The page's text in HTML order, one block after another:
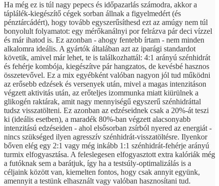
Ha még ez is túl nagy pepecs és időpazarlás számodra, akkor a
táplálék-kiegészítő cégek sorban állnak a figyelmedért (és
pénztárcádért), hogy tovább egyszerűsíthesd ezt az amúgy nem túl
bonyolult folyamatot: egy mérőkanálnyi por felrázva pár deci vízzel
és már ihatod is. Ez azonban - ahogy fentebb írtam - nem minden
alkalomra ideális. A gyártók általában azt az iparági standardot
követik, amivel már lehet, te is találkozhattál: 4:1 arányú szénhidrát
és fehérje kombója, kiegészítve pár hangzatos, de kevésbé hasznos
összetevővel. Ez a mix egyébként valóban nagyon jól tud működni
az erősebb edzések és versenyek után, mivel a magas intenzitáson
végzett aktivitás után, az erőteljes izommunka miatt kiürülnek a
glikogén raktárak, amit nagy mennyiségű egyszerű szénhidráttal
tudsz visszatölteni. Ez azonban az edzéseidnek csak a 20%-át teszi
ki (ideális esetben), a maradék 80%-ban végzett alacsonyabb
intenzitású edzéseiden - ahol elsősorban zsírból nyered az energiát -
nincs szükséged ilyen agresszív szénhidrát-visszatöltésre. Ilyenkor
bőven elég egy 2:1 vagy még inkább 1:1 szénhidrát-fehérje arányú
turmix elfogyasztása. A feleslegesen elfogyasztott extra kalóriák még
a futóknak sem a barátjuk, így ha a testsúly-optimalizálás is a
céljaink között van, kiemelten fontos, hogy csak annyit együnk,
amennyit a testünk elhasznált vagy valóban hasznosítani tud.